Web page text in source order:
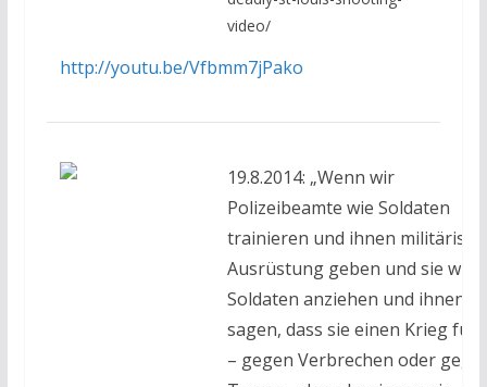
video/
http://youtu.be/Vfbmm7jPako
19.8.2014: „Wenn wir
Polizeibeamte wie Soldaten
trainieren und ihnen
Ausrüstung geben und sie wie
Soldaten anziehen und ihnen
sagen, dass sie einen Krieg
– gegen Verbrechen oder